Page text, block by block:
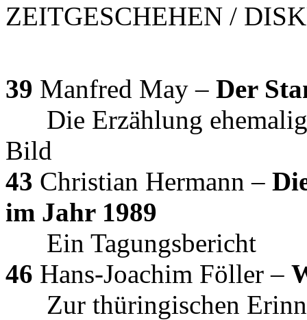
ZEITGESCHEHEN /
39 Manfred May – Der
Die Erzählung
Bild
43 Christian Hermann –
im Jahr 1989
Ein Tagungsbericht
46 Hans-Joachim Föller –
Zur thüringischen